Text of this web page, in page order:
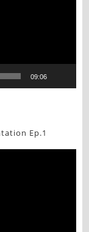
09:06
Ep.1